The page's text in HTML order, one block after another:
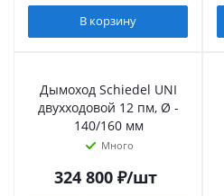
В корзину
Дымоход Schiedel UNI
двухходовой 12 пм, Ø -
140/160 мм
Много
324 800₽/шт